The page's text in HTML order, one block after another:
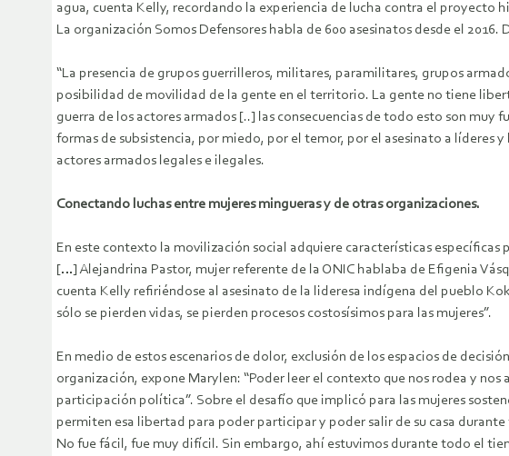
agua, cuenta Kelly, recordando la experiencia de lucha contra el proyecto
La organización Somos Defensores habla de 600 asesinatos desde el
“La presencia de grupos guerrilleros, militares, paramilitares, grupos
posibilidad de movilidad de la gente en el territorio. La gente no tiene
guerra de los actores armados [..] las consecuencias de todo esto son
formas de subsistencia, por miedo, por el temor, por el asesinato a líderes
actores armados legales e ilegales.
Conectando luchas entre mujeres mingueras y de otras organizaciones.
En este contexto la movilización social adquiere características
[…] Alejandrina Pastor, mujer referente de la ONIC hablaba de Efigenia
cuenta Kelly refiriéndose al asesinato de la lideresa indígena del pueblo
sólo se pierden vidas, se pierden procesos costosísimos para las mujeres”.
En medio de estos escenarios de dolor, exclusión de los espacios de
organización, expone Marylen: “Poder leer el contexto que nos rodea y
participación política”. Sobre el desafío que implicó para las mujeres
permiten esa libertad para poder participar y poder salir de su casa
No fue fácil, fue muy difícil. Sin embargo, ahí estuvimos durante todo el